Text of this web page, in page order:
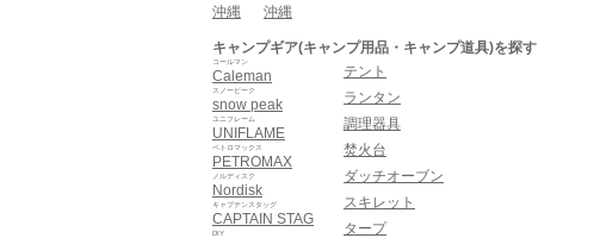
沖縄
沖縄
キャンプギア(キャンプ用品・キャンプ道具)を探す
Caleman
コールマン
snow peak
スノーピーク
UNIFLAME
ユニフレーム
PETROMAX
ペトロマックス
Nordisk
ノルディスク
CAPTAIN STAG
キャプテンスタッグ
DIY
テント
ランタン
調理器具
焚火台
ダッチオーブン
スキレット
タープ